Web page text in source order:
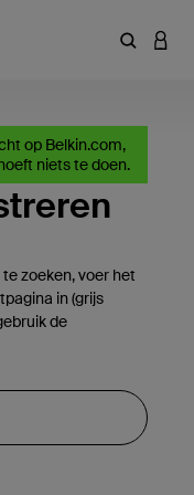
op Belkin.com,
niets te doen.
zoeken, voer het
in (grijs
de